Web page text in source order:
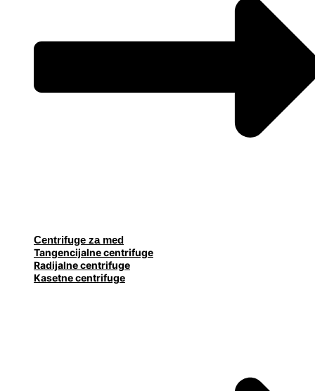
Centrifuge za med
Tangencijalne centrifuge
Radijalne centrifuge
Kasetne centrifuge